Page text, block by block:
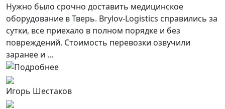
Нужно было срочно доставить медицинское
оборудование в Тверь. Brylov-Logistics справились за
сутки, все приехало в полном порядке и без
повреждений. Стоимость перевозки озвучили
заранее и ...
Игорь Шестаков